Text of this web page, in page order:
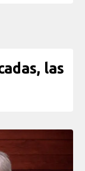
las